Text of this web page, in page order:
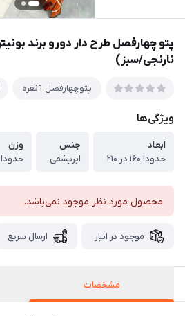
نارنجی/سبز)
پتوچهارفصل 1نفره
ویژگی‌ها
ابعاد
حدودا ۱۶۰ در ۲۱۰
جنس
ابریشمی
وزن
حدودا ۱۵۰۰
محصول مورد نظر موجود نمی‌باشد.
موجود در انبار ارسال سریع
مشخصات